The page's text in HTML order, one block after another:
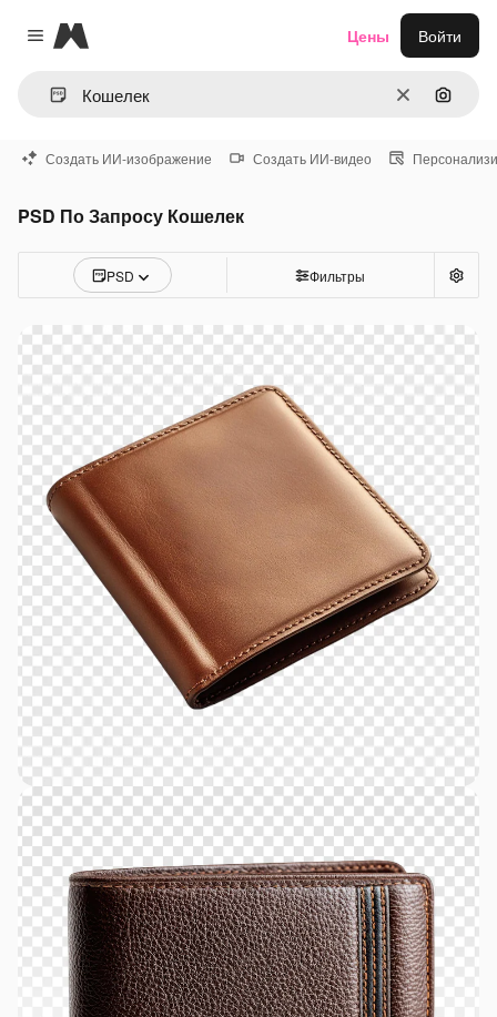
Close menu
Magnific
ОчиститьПоиск
Цены Войти
Создать ИИ-изображение Создать ИИ-видео
PSD По Запросу Кошелек
PSD Фильтры